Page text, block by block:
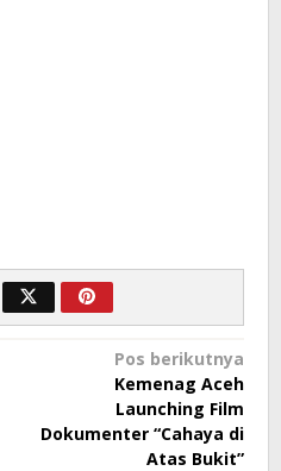
Pos berikutnya
Kemenag Aceh
Launching Film
Dokumenter “Cahaya di
Atas Bukit”